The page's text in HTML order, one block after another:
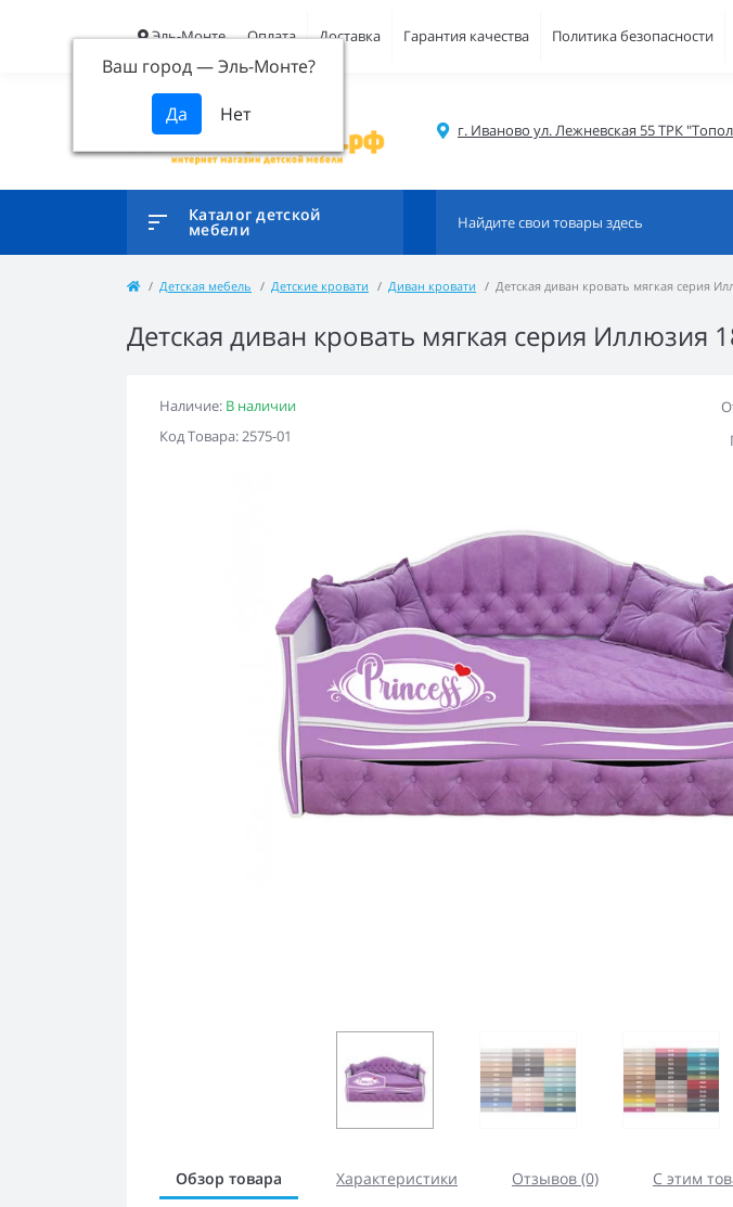
Эль-Монте
Ваш город —Эль-Монте?
Оплата Доставка Гарантия качества Политика безопасности
г. Иваново ул. Лежневская 55 ТРК
Каталог детской
мебели
Детская мебель Детские кровати Диван кровати Детская диван кровать мягкая серия
Детская диван кровать мягкая серия
Наличие: В наличии
Код Товара: 2575-01
Обзор товара Характеристики Отзывов (0) С этим